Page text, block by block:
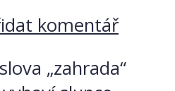
komentář
„zahrada“